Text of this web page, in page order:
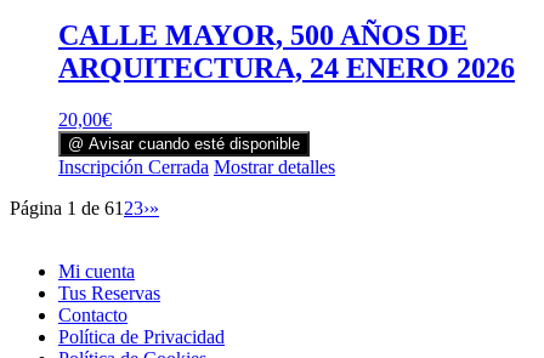
CALLE MAYOR, 500 AÑOS DE
ARQUITECTURA, 24 ENERO 2026
20,00€
@ Avisar cuando esté disponible
Inscripción Cerrada Mostrar detalles
Página 1 de 61 23›»
Mi cuenta
Tus Reservas
Contacto
Política de Privacidad